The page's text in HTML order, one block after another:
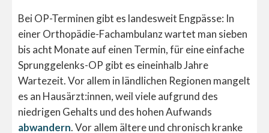
Bei OP-Terminen gibt es landesweit Engpässe: In
einer Orthopädie-Fachambulanz wartet man sieben
bis acht Monate auf einen Termin, für eine einfache
Sprunggelenks-OP gibt es eineinhalb Jahre
Wartezeit. Vor allem in ländlichen Regionen mangelt
es an Hausärzt:innen, weil viele aufgrund des
niedrigen Gehalts und des hohen Aufwands
abwandern. Vor allem ältere und chronisch kranke